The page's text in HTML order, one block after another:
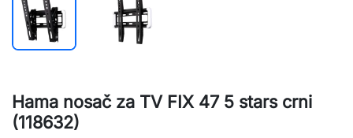
Hama nosač za TV FIX 47 5 stars crni
(118632)